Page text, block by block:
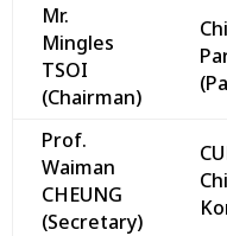
Mr.
Mingles
TSOI
(Chairman)
Prof.
Waiman
CHEUNG
(Secretary)